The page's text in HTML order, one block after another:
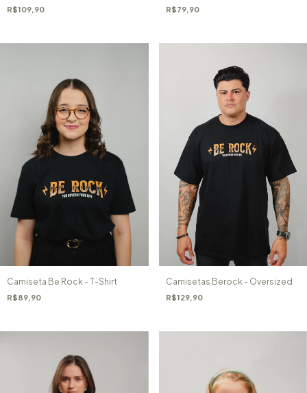
R$109,90 R$79,90
Camiseta Be Rock - T-Shirt
R$89,90
Camisetas Berock - Oversized
R$129,90